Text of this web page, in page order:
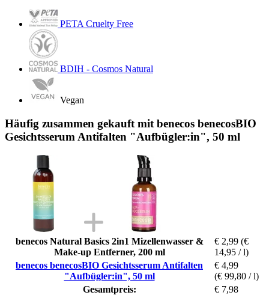
PETA Cruelty Free
BDIH - Cosmos Natural
Vegan
Häufig zusammen gekauft mit benecos benecosBIO
Gesichtsserum Antifalten "Aufbügler:in", 50 ml
benecos Natural Basics 2in1 Mizellenwasser &
Make-up Entferner, 200 ml
€ 2,99 (€
14,95 / l)
benecos benecosBIO Gesichtsserum Antifalten
"Aufbügler:in", 50 ml
€ 4,99
(€ 99,80 / l)
Gesamtpreis:
€ 7,98